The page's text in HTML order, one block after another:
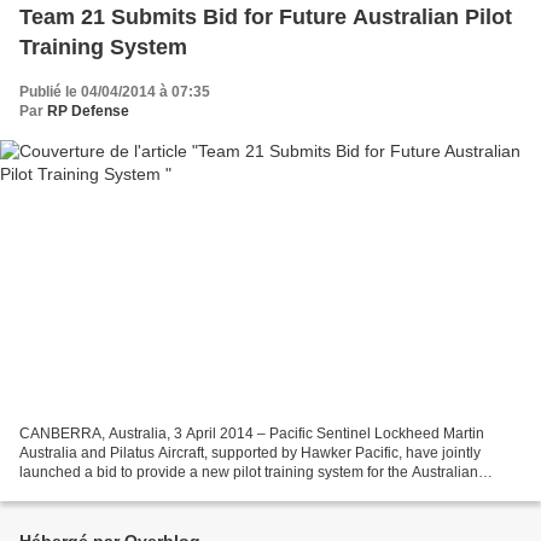
Team 21 Submits Bid for Future Australian Pilot
Training System
Publié le 04/04/2014 à 07:35
Par RP Defense
CANBERRA, Australia, 3 April 2014 – Pacific Sentinel Lockheed Martin
Australia and Pilatus Aircraft, supported by Hawker Pacific, have jointly
launched a bid to provide a new pilot training system for the Australian